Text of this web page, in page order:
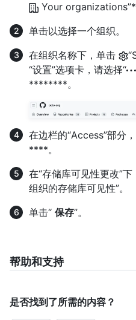
Your
单击以选择一个组织。
在组织名称下，单击
“设置”选项卡，请选择“
********。
在边栏的“Access”部分
****。
在“存储库可见性更改”
组织的存储库可见性”。
单击“ 保存”。
帮助和支持
是否找到了所需的内容？